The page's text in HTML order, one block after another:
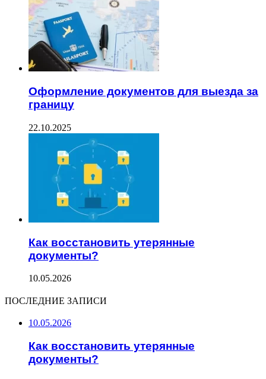
Оформление документов для выезда за
границу
22.10.2025
Как восстановить утерянные
документы?
10.05.2026
ПОСЛЕДНИЕ ЗАПИСИ
10.05.2026
Как восстановить утерянные
документы?